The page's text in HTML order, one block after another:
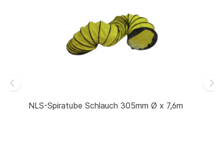
NLS-Spiratube Schlauch 305mm Ø x 7,6m